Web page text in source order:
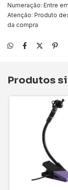
Numeração: Entre
Atenção: Produto
da compra
Produtos